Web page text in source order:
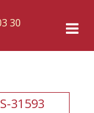
30
31593